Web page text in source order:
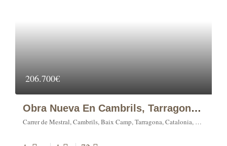
206.700€
Obra Nueva En Cambrils, Tarragona (1 Dormitorio).
Carrer de Mestral, Cambrils, Baix Camp, Tarragona, Catalonia, 43850, Spain